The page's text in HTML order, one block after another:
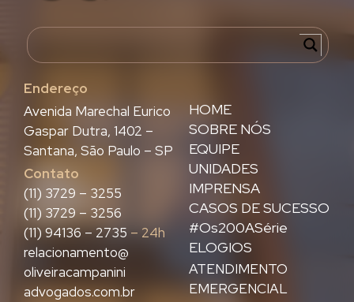
Endereço
HOME
SOBRE NÓS
EQUIPE
UNIDADES
IMPRENSA
CASOS DE SUCESSO
#Os200ASérie
ELOGIOS
ATENDIMENTO
EMERGENCIAL
Avenida Marechal Eurico
Gaspar Dutra, 1402 –
Santana, São Paulo – SP
Contato
(11) 3729 – 3255
(11) 3729 – 3256
(11) 94136 – 2735 – 24h
relacionamento@
oliveiracampanini
advogados.com.br